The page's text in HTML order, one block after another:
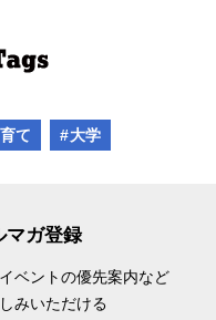
て #大学
マガ登録
イベントの優先案内など
みいただける